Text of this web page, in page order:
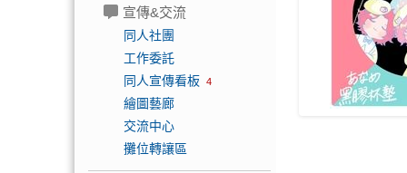
宣傳&交流
同人社團
工作委託
同人宣傳看板 4
繪圖藝廊
交流中心
攤位轉讓區